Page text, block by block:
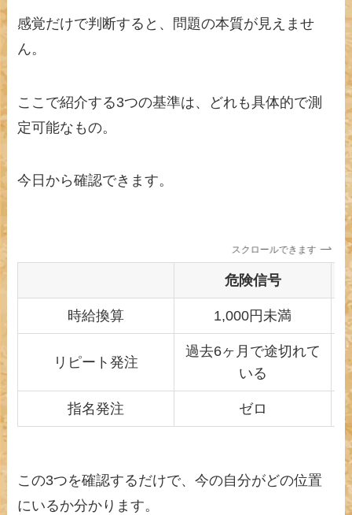
感覚だけで判断すると、問題の本質が見えませ
ん。
ここで紹介する3つの基準は、どれも具体的で測
定可能なもの。
今日から確認できます。
スクロールできます
危険信号
時給換算 1,000円未満
リピート発注
過去6ヶ月で途切れて
いる
指名発注 ゼロ
この3つを確認するだけで、今の自分がどの位置
にいるか分かります。